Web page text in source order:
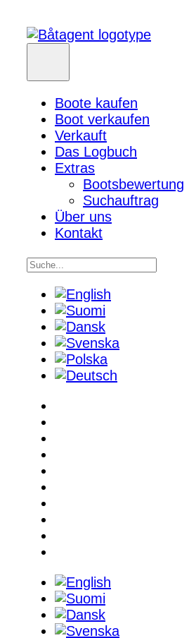
Boote kaufen
Boot verkaufen
Verkauft
Das Logbuch
Extras
Bootsbewertung
Suchauftrag
Über uns
Kontakt